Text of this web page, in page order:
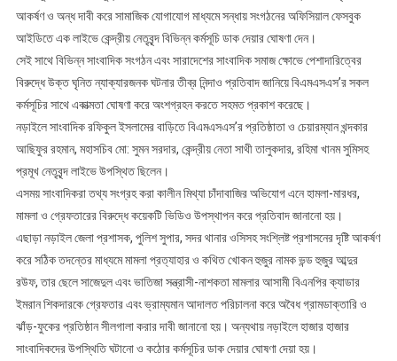
আকর্ষণ ও অন্ধ দাবী করে সামাজিক যোগাযোগ মাধ্যমে সন্ধায় সংগঠনের অফিসিয়াল ফেসবুক
আইডিতে এক লাইভে কেন্দ্রীয় নেতৃবৃন্দ বিভিন্ন কর্মসূচি ডাক দেয়ার ঘোষণা দেন।
সেই সাথে বিভিন্ন সাংবাদিক সংগঠন এবং সারাদেশের সাংবাদিক সমাজ ক্ষোভে পেশাদারিত্বের
বিরুদ্ধে উক্ত ঘৃনিত ন্যাক্যারজনক ঘটনার তীব্র নিন্দাও প্রতিবাদ জানিয়ে বিএমএসএস’র সকল
কর্মসূচির সাথে একাত্মতা ঘোষণা করে অংশগ্রহন করতে সহমত প্রকাশ করেছে।
নড়াইলে সাংবাদিক রফিকুল ইসলামের বাড়িতে বিএমএসএস’র প্রতিষ্ঠাতা ও চেয়ারম্যান খন্দকার
আছিফুর রহমান, মহাসচিব মো: সুমন সরদার, কেন্দ্রীয় নেতা সাথী তালুকদার, রহিমা খানম সুমিসহ
প্রমূখ নেতৃবৃন্দ লাইভে উপস্থিত ছিলেন।
এসময় সাংবাদিকরা তথ্য সংগ্রহ করা কালীন মিথ্যা চাঁদাবাজির অভিযোগ এনে হামলা-মারধর,
মামলা ও গ্রেফতারের বিরুদ্ধে কয়েকটি ভিডিও উপস্থাপন করে প্রতিবাদ জানানো হয়।
এছাড়া নড়াইল জেলা প্রশাসক, পুলিশ সুপার, সদর থানার ওসিসহ সংশ্লিষ্ট প্রশাসনের দৃষ্টি আকর্ষণ
করে সঠিক তদন্তের মাধ্যমে মামলা প্রত্যাহার ও কথিত খোকন হুজুর নামক ভন্ড হুজুর আব্দুর
রউফ, তার ছেলে সাজেদুল এবং ভাতিজা সন্ত্রাসী-নাশকতা মামলার আসামী বিএনপির ক্যাডার
ইমরান শিকদারকে গ্রেফতার এবং ভ্রাম্যমান আদালত পরিচালনা করে অবৈধ গ্রামডাক্তারি ও
ঝাঁড়-ফুকের প্রতিষ্ঠান সীলগালা করার দাবী জানানো হয়। অন্যথায় নড়াইলে হাজার হাজার
সাংবাদিকদের উপস্থিতি ঘটানো ও কঠোর কর্মসূচির ডাক দেয়ার ঘোষণা দেয়া হয়।